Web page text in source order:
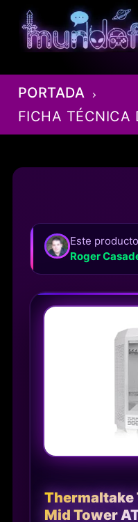
contenido
PORTADA
FICHA TÉCNICA
Este
Roger
Thermaltake
Mid Tower